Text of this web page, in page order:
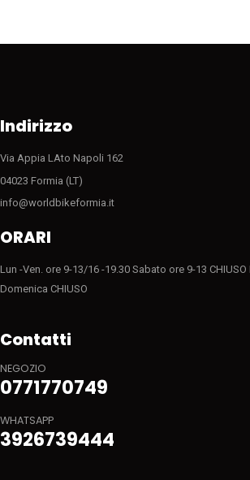
Indirizzo
Via Appia LAto Napoli 162
04023 Formia (LT)
info@worldbikeformia.it
ORARI
Lun -Ven. ore 9-13/16 -19.30 Sabato ore 9-13 CHIUSO
Domenica CHIUSO
Contatti
NEGOZIO
0771770749
WHATSAPP
3926739444